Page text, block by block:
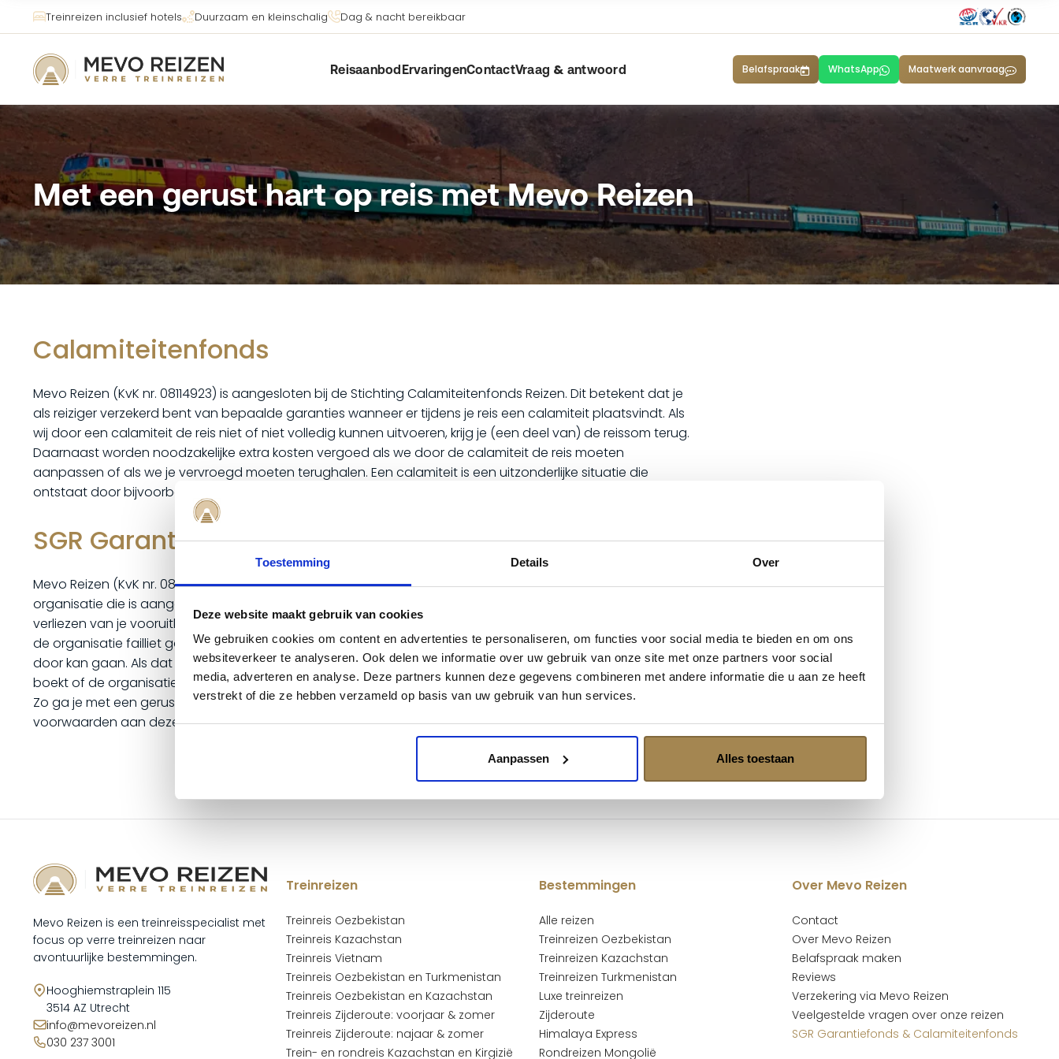
Toestemming Details Over
Deze website maakt gebruik van cookies
We gebruiken cookies om content en advertenties te personaliseren, om functies voor social media te bieden en om ons
websiteverkeer te analyseren. Ook delen we informatie over uw gebruik van onze site met onze partners voor social
media, adverteren en analyse. Deze partners kunnen deze gegevens combineren met andere informatie die u aan ze heeft
verstrekt of die ze hebben verzameld op basis van uw gebruik van hun services.
Aanpassen Alles toestaan
Treinreizen inclusief hotels Duurzaam en kleinschalig Dag & nacht bereikbaar
ReisaanbodErvaringenContactVraag & antwoord Belafspraak WhatsApp Maatwerk aanvraag
Met een gerust hart op reis met Mevo Reizen
Calamiteitenfonds
Mevo Reizen (KvK nr. 08114923) is aangesloten bij de Stichting Calamiteitenfonds Reizen. Dit betekent dat je
als reiziger verzekerd bent van bepaalde garanties wanneer er tijdens je reis een calamiteit plaatsvindt. Als
wij door een calamiteit de reis niet of niet volledig kunnen uitvoeren, krijg je (een deel van) de reissom terug.
Daarnaast worden noodzakelijke extra kosten vergoed als we door de calamiteit de reis moeten
aanpassen of als we je vervroegd moeten terughalen. Een calamiteit is een uitzonderlijke situatie die
ontstaat door bijvoorbeeld een natuurramp of gewapend conflict.
SGR Garantiefonds
Mevo Reizen (KvK nr. 08114923) is aangesloten bij het SGR Garantiefonds. Als je een reis boekt bij een
organisatie die is aangesloten bij het garantiefonds VZR Garant, hoef je je geen zorgen te maken over het
verliezen van je vooruitbetaling bij een eventueel faillissement van de organisatie. Mocht het gebeuren dat
de organisatie failliet gaat terwijl je al van je reis geniet, dan zorgen wij ervoor dat je reis zonder problemen
door kan gaan. Als dat niet mogelijk is, regelen we een veilige terugkeer. Controleer daarom altijd voordat je
boekt of de organisatie is aangesloten bij het SGR Garantiefonds en de garantieregeling correct toepast.
Zo ga je met een gerust gevoel op reis en kun je volop van je vakantie genieten. Uiteraard zijn er
voorwaarden aan deze garantie verbonden, waar we je graag vooraf helder over informeren.
Mevo Reizen is een treinreisspecialist met
focus op verre treinreizen naar
avontuurlijke bestemmingen.
Hooghiemstraplein 115
3514 AZ Utrecht
info@mevoreizen.nl
030 237 3001
Treinreizen
Treinreis Oezbekistan
Treinreis Kazachstan
Treinreis Vietnam
Treinreis Oezbekistan en Turkmenistan
Treinreis Oezbekistan en Kazachstan
Treinreis Zijderoute: voorjaar & zomer
Treinreis Zijderoute: najaar & zomer
Trein- en rondreis Kazachstan en Kirgizië
Bestemmingen
Alle reizen
Treinreizen Oezbekistan
Treinreizen Kazachstan
Treinreizen Turkmenistan
Luxe treinreizen
Zijderoute
Himalaya Express
Rondreizen Mongolië
Over Mevo Reizen
Contact
Over Mevo Reizen
Belafspraak maken
Reviews
Verzekering via Mevo Reizen
Veelgestelde vragen over onze reizen
SGR Garantiefonds & Calamiteitenfonds